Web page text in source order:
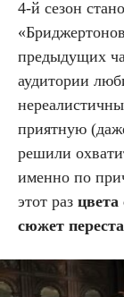
4-й сезон
предыдущих
аудитории
приятную
решили
именно по
этот раз
сюжет